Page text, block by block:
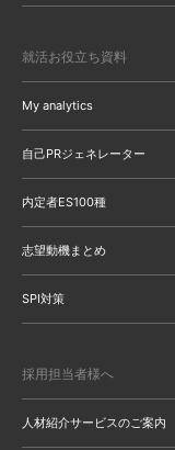
就活お役立ち資料
My analytics
自己PRジェネレーター
内定者ES100種
志望動機まとめ
SPI対策
採用担当者様へ
人材紹介サービスのご案内